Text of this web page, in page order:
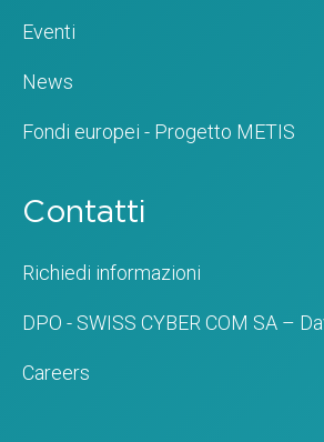
Eventi
News
Fondi europei - Progetto METIS
Contatti
Richiedi informazioni
DPO - SWISS CYBER COM SA –
Careers